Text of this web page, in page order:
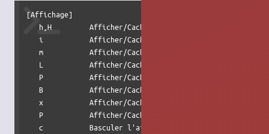
h,H
i
m
L
P
B
x
P
c